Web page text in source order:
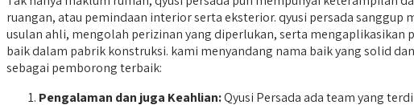
ruangan, atau pemindaan interior serta eksterior. qyusi persada
usulan ahli, mengolah perizinan yang diperlukan, serta
baik dalam pabrik konstruksi. kami menyandang nama baik yang solid
sebagai pemborong terbaik:
Pengalaman dan juga Keahlian:Qyusi Persada ada team yang